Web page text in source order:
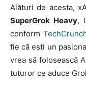
Alături de acesta,
SuperGrok Heavy,
conform
fie că ești un
vrea să folosească
tuturor ce aduce